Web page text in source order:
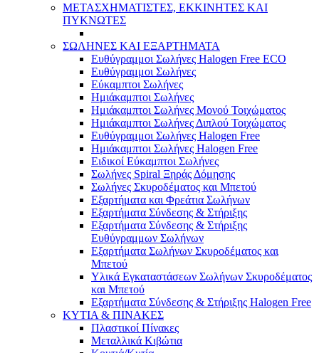
ΜΕΤΑΣΧΗΜΑΤΙΣΤΕΣ, ΕΚΚΙΝΗΤΕΣ ΚΑΙ
ΠΥΚΝΩΤΕΣ
ΣΩΛΗΝΕΣ ΚΑΙ ΕΞΑΡΤΗΜΑΤΑ
Ευθύγραμμοι Σωλήνες Halogen Free ECO
Ευθύγραμμοι Σωλήνες
Εύκαμπτοι Σωλήνες
Ημιάκαμπτοι Σωλήνες
Ημιάκαμπτοι Σωλήνες Μονού Τοιχώματος
Ημιάκαμπτοι Σωλήνες Διπλού Τοιχώματος
Ευθύγραμμοι Σωλήνες Halogen Free
Ημιάκαμπτοι Σωλήνες Halogen Free
Ειδικοί Εύκαμπτοι Σωλήνες
Σωλήνες Spiral Ξηράς Δόμησης
Σωλήνες Σκυροδέματος και Μπετού
Εξαρτήματα και Φρεάτια Σωλήνων
Εξαρτήματα Σύνδεσης & Στήριξης
Εξαρτήματα Σύνδεσης & Στήριξης
Ευθύγραμμων Σωλήνων
Εξαρτήματα Σωλήνων Σκυροδέματος και
Μπετού
Υλικά Εγκαταστάσεων Σωλήνων Σκυροδέματος
και Μπετού
Εξαρτήματα Σύνδεσης & Στήριξης Halogen Free
ΚΥΤΙΑ & ΠΙΝΑΚΕΣ
Πλαστικοί Πίνακες
Μεταλλικά Κιβώτια